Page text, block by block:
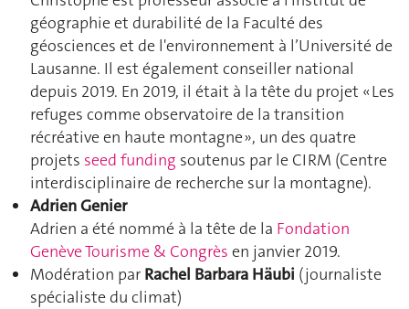
géographie et durabilité de la Faculté des
géosciences et de l'environnement à l’Université de
Lausanne. Il est également conseiller national
depuis 2019. En 2019, il était à la tête du projet « Les
refuges comme observatoire de la transition
récréative en haute montagne », un des quatre
projets seed funding soutenus par le CIRM (Centre
interdisciplinaire de recherche sur la montagne).
Adrien Genier
Adrien a été nommé à la tête de la Fondation
Genève Tourisme & Congrès en janvier 2019.
Modération par Rachel Barbara Häubi (journaliste
spécialiste du climat)